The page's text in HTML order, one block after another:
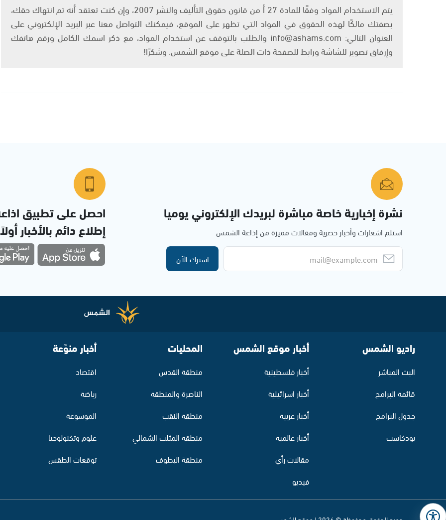
يتم الاستخدام المواد وفقًا للمادة 27 أ من قانون حقوق التأليف والنشر 2007، وإن كنت تعتقد أنه تم انتهاك حقك،
بصفتك مالكًا لهذه الحقوق في المواد التي تظهر على الموقع، فيمكنك التواصل معنا عبر البريد الإلكتروني على
العنوان التالي: info@ashams.com والطلب بالتوقف عن استخدام المواد، مع ذكر اسمك الكامل ورقم هاتفك
وإرفاق تصوير للشاشة ورابط للصفحة ذات الصلة على موقع الشمس. وشكرًا!
نشرة إخبارية خاصة مباشرة لبريدك الإلكتروني يوميا
استلم اشعارات وأخبار حصرية ومقالات مميزة من إذاعة الشمس
اشترك الآن
احصل على تطبيق
إطلاع دائم بالأخبار
راديو الشمس
البث المباشر
قائمة البرامج
جدول البرامج
بودكاست
أخبار موقع الشمس
أخبار فلسطينية
أخبار اسرائيلية
أخبار عربية
أخبار عالمية
مقالات رأي
فيديو
المحليات
منطقة القدس
الناصرة والمنطقة
منطقة النقب
منطقة المثلث الشمالي
منطقة البطوف
أخبار منوّعة
اقتصاد
رياضة
الموسوعة
علوم وتكنولوجيا
توقعات الطقس